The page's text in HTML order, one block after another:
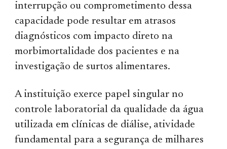
interrupção ou comprometimento dessa
capacidade pode resultar em atrasos
diagnósticos com impacto direto na
morbimortalidade dos pacientes e na
investigação de surtos alimentares.
A instituição exerce papel singular no
controle laboratorial da qualidade da água
utilizada em clínicas de diálise, atividade
fundamental para a segurança de milhares